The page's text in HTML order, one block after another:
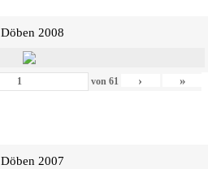
Döben 2008
von 61 › »
Döben 2007